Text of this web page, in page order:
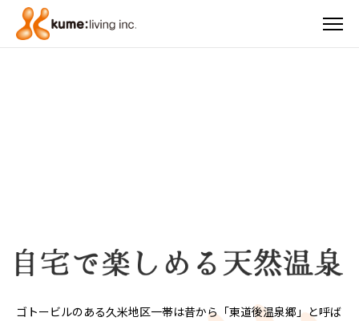
ゴトービルのある久米地区一帯は昔から「東道後温泉郷」と呼ば